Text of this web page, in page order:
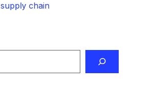
supply chain